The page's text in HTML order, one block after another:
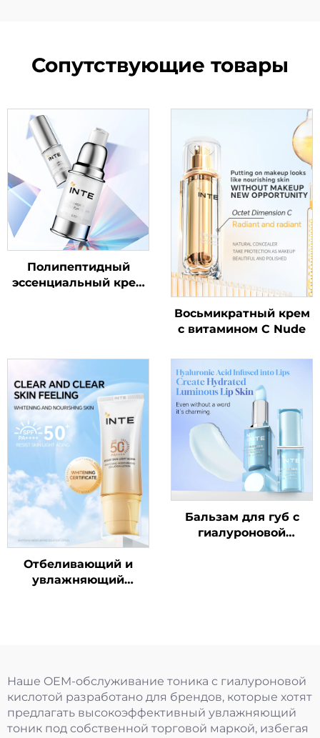
Сопутствующие товары
Полипептидный
эссенциальный крем
Восьмикратный крем
с витамином C Nude
Отбеливающий и
увлажняющий
Бальзам для губ с
гиалуроновой
Наше OEM-обслуживание тоника с гиалуроновой
кислотой разработано для брендов, которые хотят
предлагать высокоэффективный увлажняющий
тоник под собственной торговой маркой, избегая